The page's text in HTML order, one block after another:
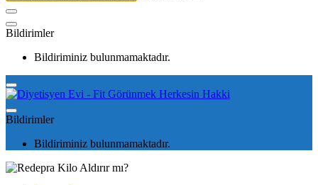
Bildirimler
Bildiriminiz bulunmamaktadır.
Bildirimler
Bildiriminiz bulunmamaktadır.